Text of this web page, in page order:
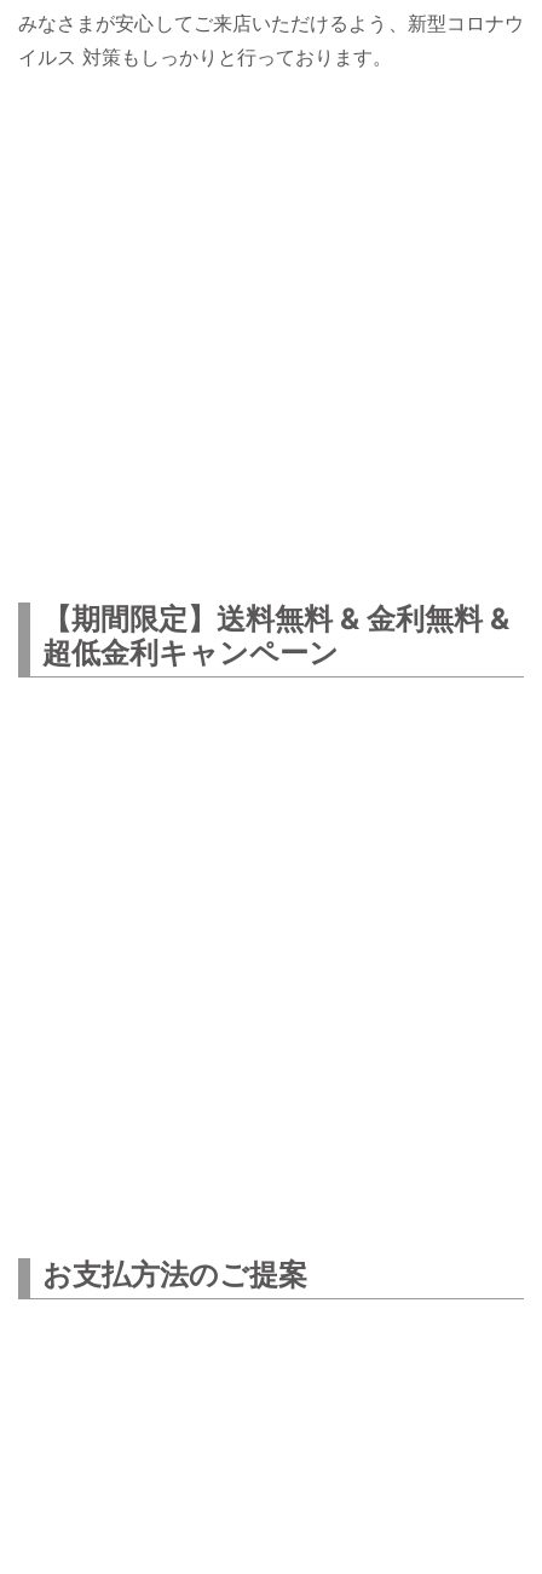
みなさまが安心してご来店いただけるよう、新型コロナウ
イルス 対策もしっかりと行っております。
【期間限定】送料無料 & 金利無料 &
超低金利キャンペーン
お支払方法のご提案